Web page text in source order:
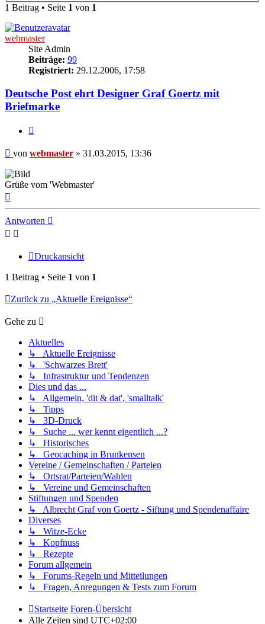
1 Beitrag • Seite 1 von 1
webmaster
Site Admin
Beiträge: 99
Registriert: 29.12.2006, 17:58
Deutsche Post ehrt Designer Graf Goertz mit
Briefmarke
Beitrag
von webmaster » 31.03.2015, 13:36
Grüße vom 'Webmaster'
Antworten
Druckansicht
1 Beitrag • Seite 1 von 1
Zurück zu „Aktuelle Ereignisse“
Gehe zu
Aktuelles
↳ Aktuelle Ereignisse
↳ 'Schwarzes Brett'
↳ Infrastruktur und Tendenzen
Dies und das ...
↳ Allgemein, 'dit & dat', 'smalltalk'
↳ Tipps
↳ 3D-Druck
↳ Suche ... wer kennt eigentlich ...?
↳ Historisches
↳ Geocaching in Brunkensen
Vereine / Gemeinschaften / Parteien
↳ Ortsrat/Parteien/Wahlen
↳ Vereine und Gemeinschaften
Stiftungen und Spenden
↳ Albrecht Graf von Goertz - Siftung und Spendenaffaire
Diverses
↳ Witze-Ecke
↳ Kopfnuss
↳ Rezepte
Forum allgemein
↳ Forums-Regeln und Mitteilungen
↳ Fragen, Anregungen & Tests zum Forum
Startseite Foren-Übersicht
Alle Zeiten sind UTC+02:00